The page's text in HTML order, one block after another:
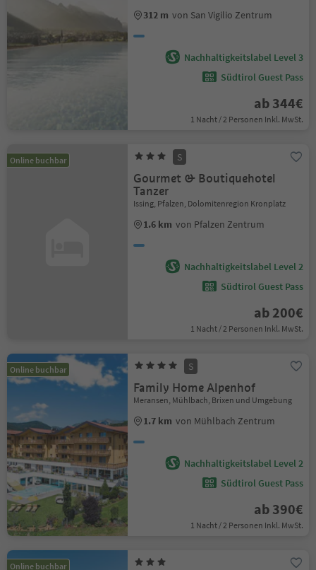
312 m von San Vigilio Zentrum
Nachhaltigkeitslabel Level 3
Südtirol Guest Pass
ab 344€
1 Nacht / 2 Personen Inkl. MwSt.
Online buchbar S
Gourmet & Boutiquehotel
Tanzer
Issing, Pfalzen, Dolomitenregion Kronplatz
1.6 km von Pfalzen Zentrum
Nachhaltigkeitslabel Level 2
Südtirol Guest Pass
ab 200€
1 Nacht / 2 Personen Inkl. MwSt.
Online buchbar S
Family Home Alpenhof
Meransen, Mühlbach, Brixen und Umgebung
1.7 km von Mühlbach Zentrum
Nachhaltigkeitslabel Level 2
Südtirol Guest Pass
ab 390€
1 Nacht / 2 Personen Inkl. MwSt.
Online buchbar